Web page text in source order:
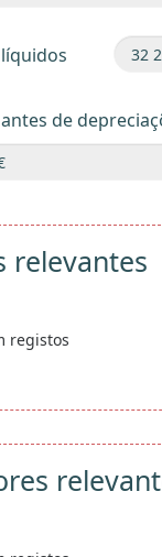
de
relevantes
registos